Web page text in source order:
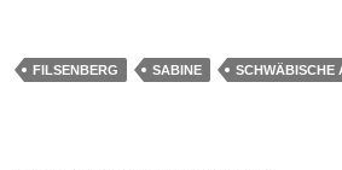
FILSENBERG SABINE SCHWÄBISCHE